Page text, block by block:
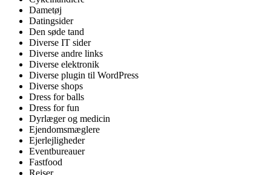
Dametøj
Datingsider
Den søde tand
Diverse IT sider
Diverse andre links
Diverse elektronik
Diverse plugin til WordPress
Diverse shops
Dress for balls
Dress for fun
Dyrlæger og medicin
Ejendomsmæglere
Ejerlejligheder
Eventbureauer
Fastfood
Rejser